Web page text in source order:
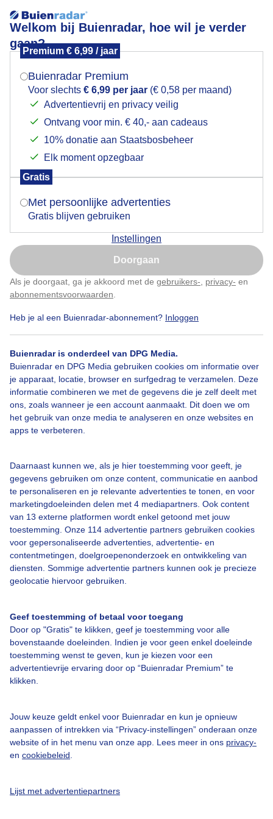
Welkom bij Buienradar, hoe wil je verder
gaan?
Premium € 6,99 / jaar
Buienradar Premium
Voor slechts € 6,99 per jaar (€ 0,58 per maand)
Advertentievrij en privacy veilig
Ontvang voor min. € 40,- aan cadeaus
10% donatie aan Staatsbosbeheer
Elk moment opzegbaar
Gratis
Met persoonlijke advertenties
Gratis blijven gebruiken
Instellingen
Doorgaan
Als je doorgaat, ga je akkoord met de gebruikers- privacy- en
abonnementsvoorwaarden
Heb je al een Buienradar-abonnement? Inloggen
Buienradar is onderdeel van DPG Media.
Buienradar en DPG Media gebruiken cookies om informatie over
je apparaat, locatie, browser en surfgedrag te verzamelen. Deze
informatie combineren we met de gegevens die je zelf deelt met
ons, zoals wanneer je een account aanmaakt. Dit doen we om
het gebruik van onze media te analyseren en onze websites en
apps te verbeteren.
Daarnaast kunnen we, als je hier toestemming voor geeft, je
gegevens gebruiken om onze content, communicatie en aanbod
te personaliseren en je relevante advertenties te tonen, en voor
marketingdoeleinden delen met 4 mediapartners. Ook content
van 13 externe platformen wordt enkel getoond met jouw
toestemming. Onze 114 advertentie partners gebruiken cookies
voor gepersonaliseerde advertenties, advertentie- en
contentmetingen, doelgroepenonderzoek en ontwikkeling van
diensten. Sommige advertentie partners kunnen ook je precieze
geolocatie hiervoor gebruiken.
Geef toestemming of betaal voor toegang
Door op "Gratis" te klikken, geef je toestemming voor alle
bovenstaande doeleinden. Indien je voor geen enkel doeleinde
toestemming wenst te geven, kun je kiezen voor een
advertentievrije ervaring door op “Buienradar Premium” te
klikken.
Jouw keuze geldt enkel voor Buienradar en kun je opnieuw
aanpassen of intrekken via “Privacy-instellingen” onderaan onze
website of in het menu van onze app. Lees meer in ons privacy-
en cookiebeleid
Lijst met advertentiepartners
BEWOLKT
Het is wel erg bewolkt , nauwelijks zon, matige wind
Door: Nellie Bartels Gemaakt: 31-03-2026, 27x bekeken
Bekijk slideshow
Een moment geduld aub...
Over Buienradar
Veelgestelde vragen
Contact
Toegankelijkheid
Buienradar Team
Privacy beleid
Privacy instellingen
Mogen we je locatie gebruiken voor het
Indien je hier nog geen akkoord op hebt gegeven,
verschijnt er zo een pop-up uit je browser waarin
Is goed, toon de popup
Nu niet, misschien later
Klik hierom dit aan te passen